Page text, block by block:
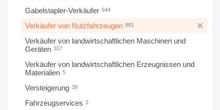
Gabelstapler-Verkäufer 644
Verkäufer von Nutzfahrzeugen 881
Verkäufer von landwirtschaftlichen Maschinen und
Geräten 327
Verkäufer von landwirtschaftlichen Erzeugnissen und
Materialien 5
Versteigerung 39
Fahrzeugservices 2